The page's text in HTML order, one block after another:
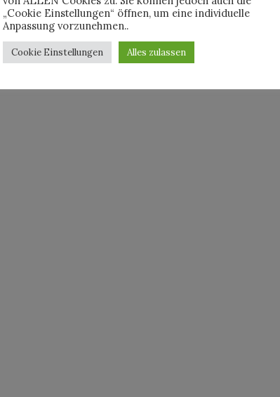
„Cookie Einstellungen“ öffnen, um eine individuelle
Anpassung vorzunehmen..
Cookie Einstellungen Alles zulassen